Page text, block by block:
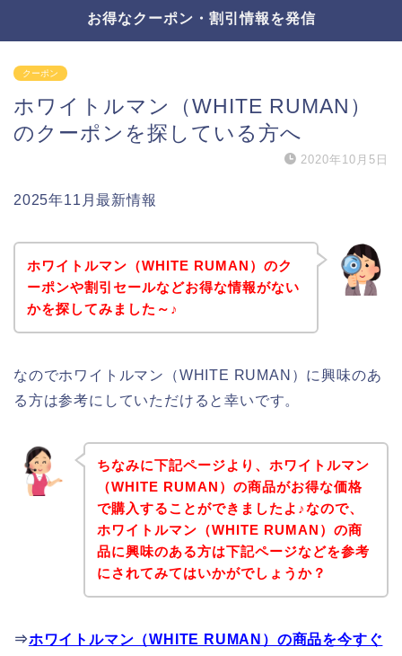
お得なクーポン・割引情報を発信
クーポン
ホワイトルマン（WHITE RUMAN）
のクーポンを探している方へ
2020年10月5日
2025年11月最新情報
ホワイトルマン（WHITE RUMAN）のク
ーポンや割引セールなどお得な情報がない
かを探してみました～♪
なのでホワイトルマン（WHITE RUMAN）に興味のあ
る方は参考にしていただけると幸いです。
ちなみに下記ページより、ホワイトルマン
（WHITE RUMAN）の商品がお得な価格
で購入することができましたよ♪なので、
ホワイトルマン（WHITE RUMAN）の商
品に興味のある方は下記ページなどを参考
にされてみてはいかがでしょうか？
⇒ホワイトルマン（WHITE RUMAN）の商品を今すぐ